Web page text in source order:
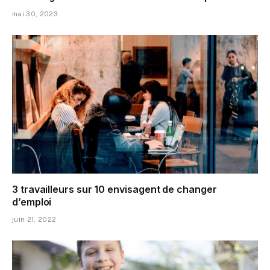
mai 30, 2023
3 travailleurs sur 10 envisagent de changer
d’emploi
juin 21, 2022